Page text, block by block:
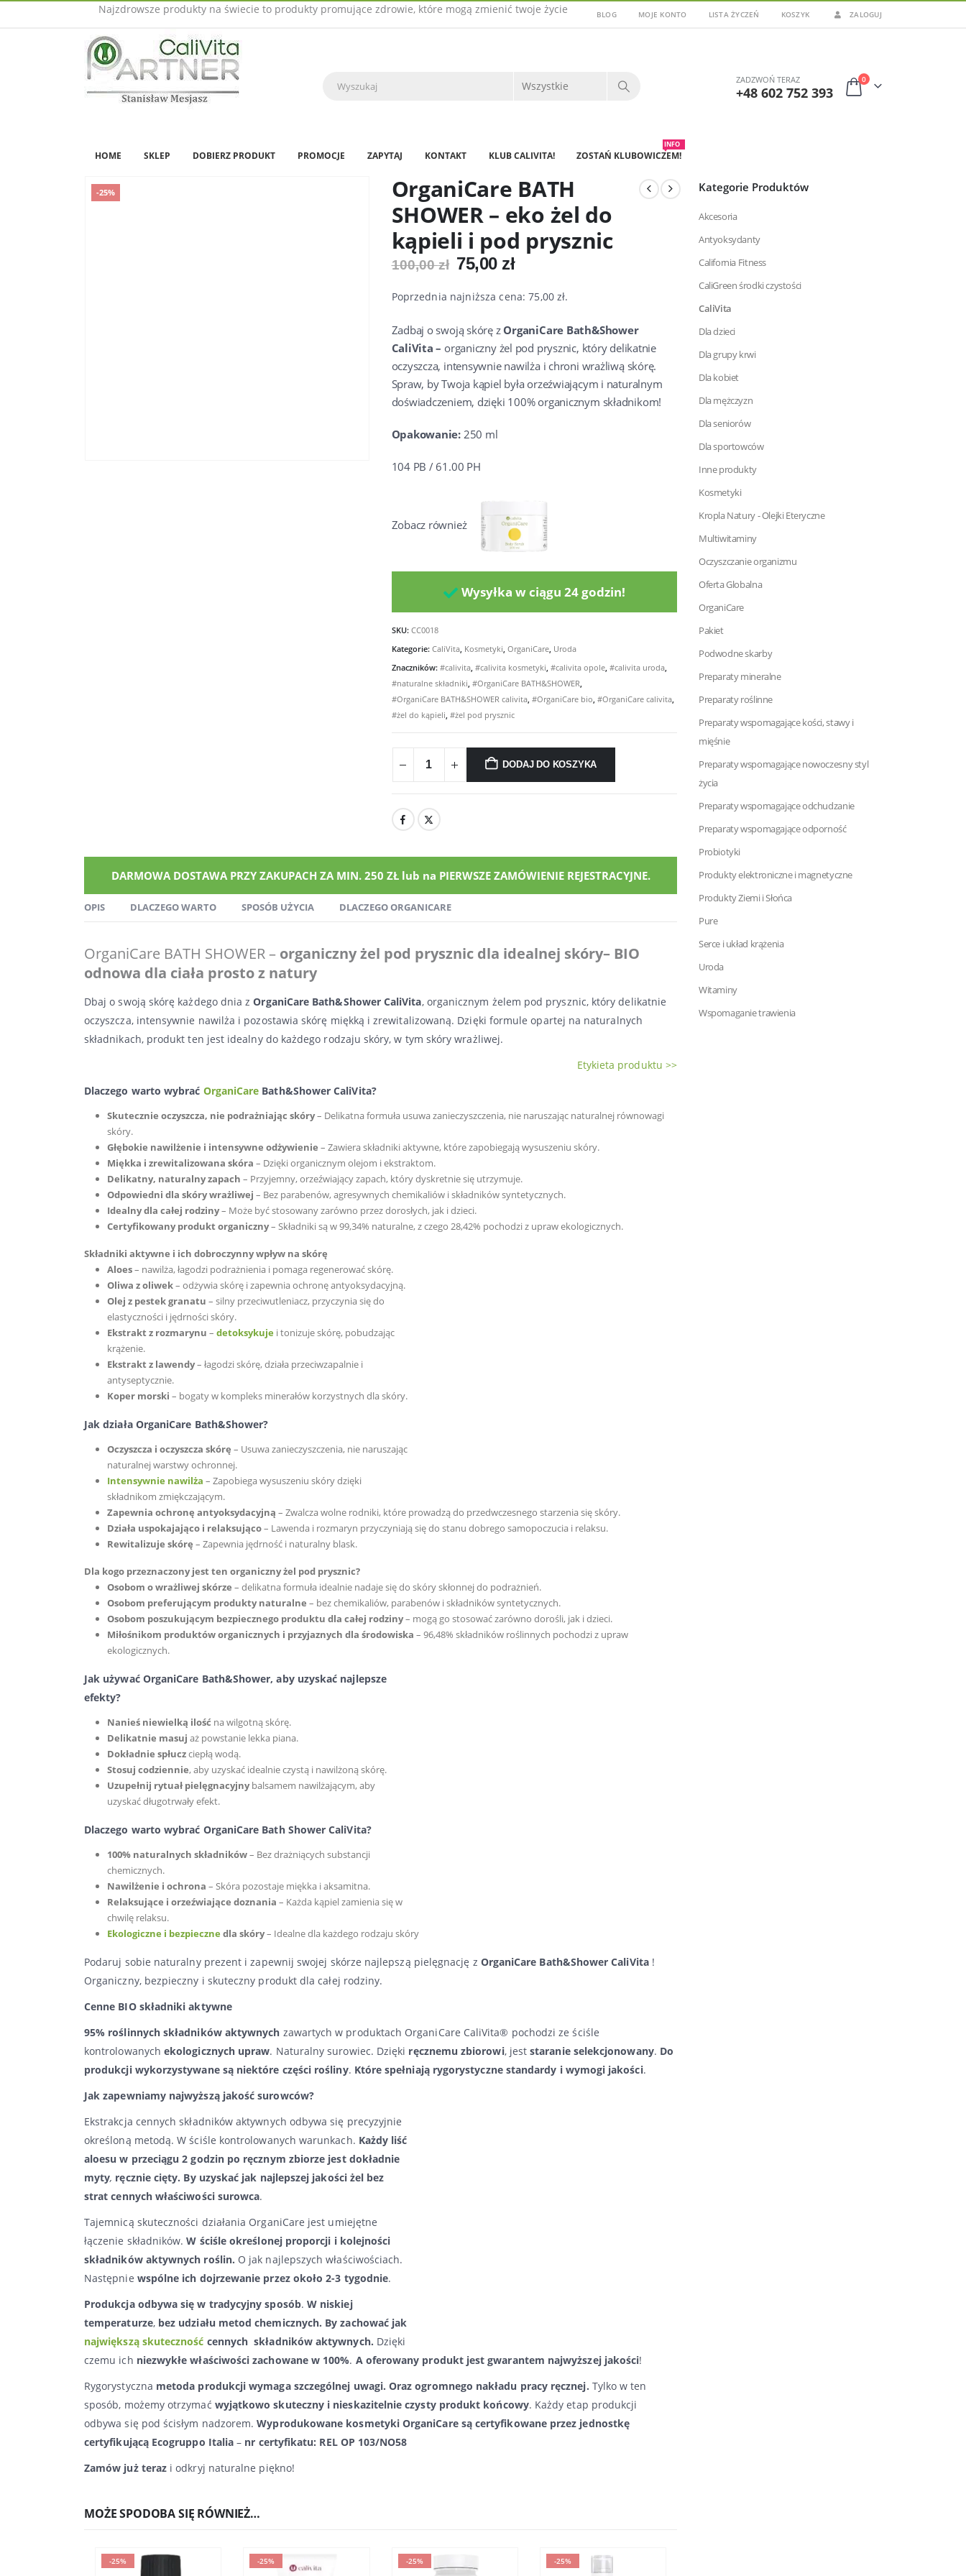
Najzdrowsze produkty na świecie to produkty promujące zdrowie, które mogą zmienić twoje życie BLOG MOJE KONTO LISTA ŻYCZEŃ KOSZYK ZALOGUJ
ZADZWOŃ TERAZ
+48 602 752 393
0
HOME SKLEP DOBIERZ PRODUKT PROMOCJE ZAPYTAJ KONTAKT KLUB CALIVITA! ZOSTAŃ KLUBOWICZEM!
INFO
-25%
OrganiCare BATH
SHOWER – eko żel do
kąpieli i pod prysznic
100,00zł Pierwotna
wynosiła:
75,00 złAktualna
wynosi:
Poprzednia najniższa cena:75,00zł.
Zadbaj o swoją skórę z OrganiCare Bath&Shower
CaliVita – organiczny żel pod prysznic, który delikatnie
oczyszcza, intensywnie nawilża i chroni wrażliwą skórę.
Spraw, by Twoja kąpiel była orzeźwiającym i naturalnym
doświadczeniem, dzięki 100% organicznym składnikom!
Opakowanie: 250 ml
104 PB / 61.00 PH
Zobacz również
Wysyłka w ciągu 24 godzin!
SKU: CC0018
Kategorie: CaliVita, Kosmetyki OrganiCare, Uroda
Znaczników: #calivita, #calivita kosmetyki #calivita opole, #calivita uroda,
#naturalne składniki #OrganiCare BATH&SHOWER
#OrganiCare BATH&SHOWER calivita, #OrganiCare bio #OrganiCare calivita,
#żel do kąpieli #żel pod prysznic
DODAJ DO KOSZYKA
DARMOWA DOSTAWA PRZY ZAKUPACH ZA MIN. 250 ZŁ lub na PIERWSZE ZAMÓWIENIE REJESTRACYJNE.
OPIS DLACZEGO WARTO SPOSÓB UŻYCIA DLACZEGO ORGANICARE
OrganiCare BATH SHOWER – organiczny żel pod prysznic dla idealnej skóry– BIO
odnowa dla ciała prosto z natury
Dbaj o swoją skórę każdego dnia zOrganiCare Bath&Shower CaliVita, organicznym żelem pod prysznic, który delikatnie
oczyszcza, intensywnie nawilża i pozostawia skórę miękką i zrewitalizowaną. Dzięki formule opartej na naturalnych
składnikach, produkt ten jest idealny do każdego rodzaju skóry, w tym skóry wrażliwej.
Etykieta produktu >>
Dlaczego warto wybrać OrganiCare Bath&Shower CaliVita?
Skutecznie oczyszcza, nie podrażniając skóry– Delikatna formuła usuwa zanieczyszczenia, nie naruszając naturalnej równowagi
skóry.
Głębokie nawilżenie i intensywne odżywienie – Zawiera składniki aktywne, które zapobiegają wysuszeniu skóry.
Miękka i zrewitalizowana skóra – Dzięki organicznym olejom i ekstraktom.
Delikatny, naturalny zapach – Przyjemny, orzeźwiający zapach, który dyskretnie się utrzymuje.
Odpowiedni dla skóry wrażliwej – Bez parabenów, agresywnych chemikaliów i składników syntetycznych.
Idealny dla całej rodziny– Może być stosowany zarówno przez dorosłych, jak i dzieci.
Certyfikowany produkt organiczny– Składniki są w 99,34% naturalne, z czego 28,42% pochodzi z upraw ekologicznych.
Składniki aktywne i ich dobroczynny wpływ na skórę
Aloes– nawilża, łagodzi podrażnienia i pomaga regenerować skórę.
Oliwa z oliwek– odżywia skórę i zapewnia ochronę antyoksydacyjną.
Olej z pestek granatu – silny przeciwutleniacz, przyczynia się do
elastyczności i jędrności skóry.
Ekstrakt z rozmarynu – detoksykuje i tonizuje skórę, pobudzając
krążenie.
Ekstrakt z lawendy– łagodzi skórę, działa przeciwzapalnie i
antyseptycznie.
Koper morski – bogaty w kompleks minerałów korzystnych dla skóry.
Jak działa OrganiCare Bath&Shower?
Oczyszcza i oczyszcza skórę – Usuwa zanieczyszczenia, nie naruszając
naturalnej warstwy ochronnej.
Intensywnie nawilża – Zapobiega wysuszeniu skóry dzięki
składnikom zmiękczającym.
Zapewnia ochronę antyoksydacyjną – Zwalcza wolne rodniki, które prowadzą do przedwczesnego starzenia się skóry.
Działa uspokajająco i relaksująco– Lawenda i rozmaryn przyczyniają się do stanu dobrego samopoczucia i relaksu.
Rewitalizuje skórę – Zapewnia jędrność i naturalny blask.
Dla kogo przeznaczony jest ten organiczny żel pod prysznic?
Osobom o wrażliwej skórze – delikatna formuła idealnie nadaje się do skóry skłonnej do podrażnień.
Osobom preferującym produkty naturalne – bez chemikaliów, parabenów i składników syntetycznych.
Osobom poszukującym bezpiecznego produktu dla całej rodziny– mogą go stosować zarówno dorośli, jak i dzieci.
Miłośnikom produktów organicznych i przyjaznych dla środowiska – 96,48% składników roślinnych pochodzi z upraw
ekologicznych.
Jak używać OrganiCare Bath&Shower, aby uzyskać najlepsze
efekty?
Nanieś niewielką ilość na wilgotną skórę.
Delikatnie masuj aż powstanie lekka piana.
Dokładnie spłuczciepłą wodą.
Stosuj codziennie, aby uzyskać idealnie czystą i nawilżoną skórę.
Uzupełnij rytuał pielęgnacyjnybalsamem nawilżającym, aby
uzyskać długotrwały efekt.
Dlaczego warto wybrać OrganiCare Bath Shower CaliVita?
100% naturalnych składników– Bez drażniących substancji
chemicznych.
Nawilżenie i ochrona – Skóra pozostaje miękka i aksamitna.
Relaksujące i orzeźwiające doznania – Każda kąpiel zamienia się w
chwilę relaksu.
Ekologiczne i bezpieczne dla skóry– Idealne dla każdego rodzaju skóry
Podaruj sobie naturalny prezent i zapewnij swojej skórze najlepszą pielęgnację z OrganiCare Bath&Shower CaliVita!
Organiczny, bezpieczny i skuteczny produkt dla całej rodziny.
Cenne BIO składniki aktywne
95% roślinnych składników aktywnych zawartych w produktach OrganiCare CaliVita® pochodzi ze ściśle
kontrolowanychekologicznych upraw. Naturalny surowiec. Dzięki ręcznemu zbiorowi, jeststaranie selekcjonowany. Do
produkcji wykorzystywane są niektóre części rośliny. Które spełniają rygorystyczne standardy i wymogi jakości.
Jak zapewniamy najwyższą jakość surowców?
Ekstrakcja cennych składników aktywnych odbywa się precyzyjnie
określoną metodą. W ściśle kontrolowanych warunkach. Każdy liść
aloesu w przeciągu 2 godzin po ręcznym zbiorze jest dokładnie
myty, ręcznie cięty. By uzyskać jak najlepszej jakości żel bez
strat cennych właściwości surowca.
Tajemnicą skuteczności działania OrganiCare jest umiejętne
łączenie składników.W ściśle określonej proporcji i kolejności
składników aktywnych roślin. O jak najlepszych właściwościach.
Następnie wspólne ich dojrzewanie przez około 2-3 tygodnie.
Produkcja odbywa się w tradycyjny sposób. W niskiej
temperaturze,bez udziału metod chemicznych. By zachować jak
największą skuteczność cennych składników aktywnych. Dzięki
czemu ich niezwykłe właściwości zachowane w 100%. A oferowany produkt jest gwarantem najwyższej jakości!
Rygorystyczna metoda produkcji wymaga szczególnej uwagi. Oraz ogromnego nakładu pracy ręcznej. Tylko w ten
sposób, możemy otrzymać wyjątkowo skuteczny i nieskazitelnie czysty produkt końcowy. Każdy etap produkcji
odbywa się pod ścisłym nadzorem.Wyprodukowane kosmetyki OrganiCare są certyfikowane przez jednostkę
certyfikującą Ecogruppo Italia – nr certyfikatu: REL OP 103/NO58
Zamów już teraz i odkryj naturalne piękno!
MOŻE SPODOBA SIĘ RÓWNIEŻ…
-25% -25% -25% -25%
Kategorie Produktów
Akcesoria
Antyoksydanty
California Fitness
CaliGreen środki czystości
CaliVita
Dla dzieci
Dla grupy krwi
Dla kobiet
Dla mężczyzn
Dla seniorów
Dla sportowców
Inne produkty
Kosmetyki
Kropla Natury - Olejki Eteryczne
Multiwitaminy
Oczyszczanie organizmu
Oferta Globalna
OrganiCare
Pakiet
Podwodne skarby
Preparaty mineralne
Preparaty roślinne
Preparaty wspomagające kości, stawy i
mięśnie
Preparaty wspomagające nowoczesny styl
życia
Preparaty wspomagające odchudzanie
Preparaty wspomagające odporność
Probiotyki
Produkty elektroniczne i magnetyczne
Produkty Ziemi i Słońca
Pure
Serce i układ krążenia
Uroda
Witaminy
Wspomaganie trawienia